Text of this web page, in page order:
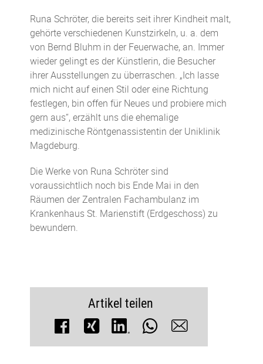
Runa Schröter, die bereits seit ihrer Kindheit malt,
gehörte verschiedenen Kunstzirkeln, u. a. dem
von Bernd Bluhm in der Feuerwache, an. Immer
wieder gelingt es der Künstlerin, die Besucher
ihrer Ausstellungen zu überraschen. „Ich lasse
mich nicht auf einen Stil oder eine Richtung
festlegen, bin offen für Neues und probiere mich
gern aus“, erzählt uns die ehemalige
medizinische Röntgenassistentin der Uniklinik
Magdeburg.
Die Werke von Runa Schröter sind
voraussichtlich noch bis Ende Mai in den
Räumen der Zentralen Fachambulanz im
Krankenhaus St. Marienstift (Erdgeschoss) zu
bewundern.
Artikel teilen